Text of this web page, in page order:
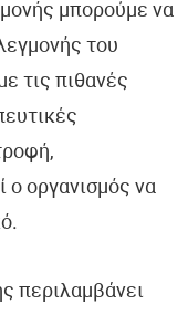
μπορούμε να
του
τις πιθανές
οργανισμός να
περιλαμβάνει